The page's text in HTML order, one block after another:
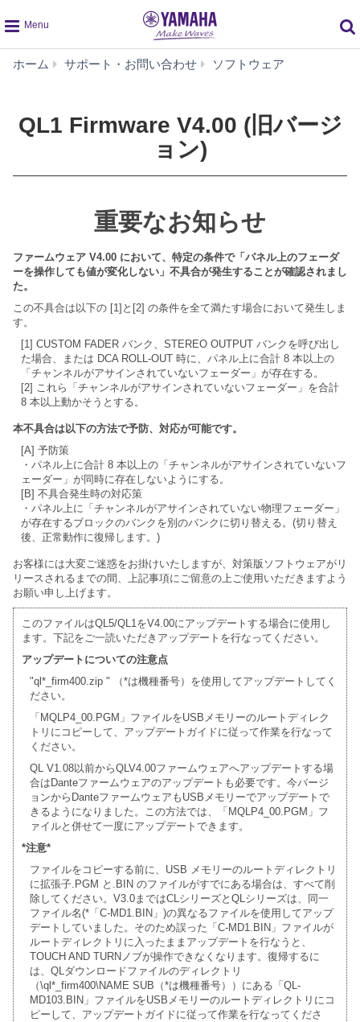
global
navigation
ホーム サポート・お問い合わせ ソフトウェア
(旧
バ
QL1 Firmware V4.00 (旧バージ
ョン)
重要なお知らせ
ファームウェア V4.00 において、特定の条件で「パネル上のフェーダ
ーを操作しても値が変化しない」不具合が発生することが確認されまし
た。
この不具合は以下の [1]と[2] の条件を全て満たす場合において発生しま
す。
[1] CUSTOM FADER バンク、STEREO OUTPUT バンクを呼び出し
た場合、または DCA ROLL-OUT 時に、パネル上に合計 8 本以上の
「チャンネルがアサインされていないフェーダー」が存在する。
[2] これら「チャンネルがアサインされていないフェーダー」を合計
8 本以上動かそうとする。
本不具合は以下の方法で予防、対応が可能です。
[A] 予防策
・パネル上に合計 8 本以上の「チャンネルがアサインされていないフ
ェーダー」が同時に存在しないようにする。
[B] 不具合発生時の対応策
・パネル上に「チャンネルがアサインされていない物理フェーダー」
が存在するブロックのバンクを別のバンクに切り替える。(切り替え
後、正常動作に復帰します。)
お客様には大変ご迷惑をお掛けいたしますが、対策版ソフトウェアがリ
リースされるまでの間、上記事項にご留意の上ご使用いただきますよう
お願い申し上げます。
このファイルはQL5/QL1をV4.00にアップデートする場合に使用し
ます。下記をご一読いただきアップデートを行なってください。
アップデートについての注意点
"ql*_firm400.zip " （*は機種番号）を使用してアップデートしてく
ださい。
「MQLP4_00.PGM」ファイルをUSBメモリーのルートディレク
トリにコピーして、アップデートガイドに従って作業を行なって
ください。
QL V1.08以前からQLV4.00ファームウェアへアップデートする場
合はDanteファームウェアのアップデートも必要です。今バージ
ョンからDanteファームウェアもUSBメモリーでアップデートで
きるようになりました。この方法では、「MQLP4_00.PGM」フ
ァイルと併せて一度にアップデートできます。
*注意*
ファイルをコピーする前に、USB メモリーのルートディレクトリ
に拡張子.PGM と.BIN のファイルがすでにある場合は、すべて削
除してください。V3.0まではCLシリーズとQLシリーズは、同一
ファイル名(*「C-MD1.BIN」)の異なるファイルを使用してアップ
デートしていました。そのため誤った「C-MD1.BIN」ファイルが
ルートディレクトリに入ったままアップデートを行なうと、
TOUCH AND TURNノブが操作できなくなります。復帰するに
は、QLダウンロードファイルのディレクトリ
（\ql*_firm400\NAME SUB（*は機種番号））にある「QL-
MD103.BIN」ファイルをUSBメモリーのルートディレクトリにコ
ピーして、アップデートガイドに従って作業を行なってくださ